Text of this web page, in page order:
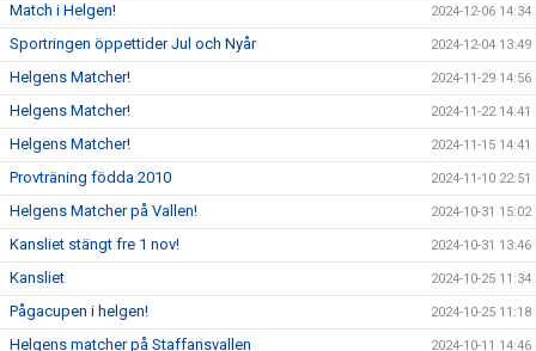
Match i Helgen! 2024-12-06 14:34
Sportringen öppettider Jul och Nyår 2024-12-04 13:49
Helgens Matcher! 2024-11-29 14:56
Helgens Matcher! 2024-11-22 14:41
Helgens Matcher! 2024-11-15 14:41
Provträning födda 2010 2024-11-10 22:51
Helgens Matcher på Vallen! 2024-10-31 15:02
Kansliet stängt fre 1 nov! 2024-10-31 13:46
Kansliet 2024-10-25 11:34
Pågacupen i helgen! 2024-10-25 11:18
Helgens matcher på Staffansvallen 2024-10-11 14:46